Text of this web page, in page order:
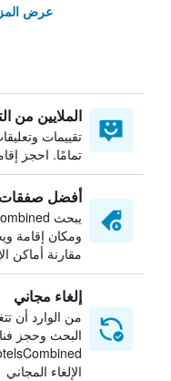
عرض
الملايين من
تقييمات
تمامًا. احجز
أفضل صفقات
ومكان إقامة
مقارنة أماكن
إلغاء مجاني
من الوارد أن
البحث وحجز
الإلغاء المجاني